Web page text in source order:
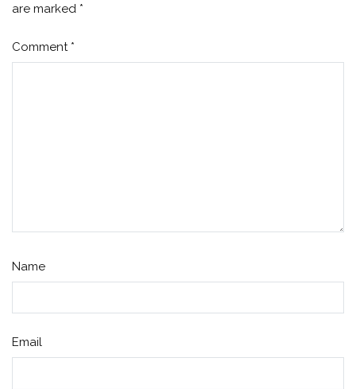
are marked *
Comment *
Name
Email